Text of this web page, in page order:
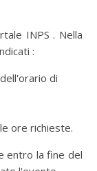
INPS . Nella
:
di
ore richieste.
entro la fine del